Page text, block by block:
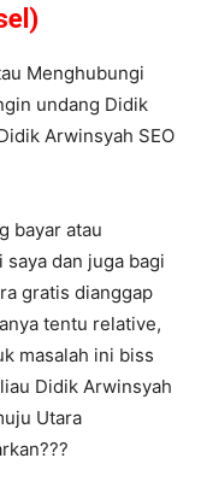
Menghubungi
undang Didik
Arwinsyah SEO
bayar atau
dan juga bagi
gratis dianggap
tentu relative,
masalah ini biss
Didik Arwinsyah
Utara